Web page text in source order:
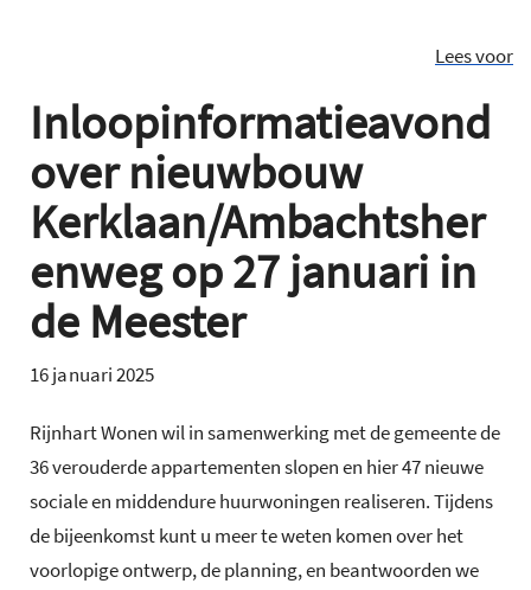
Lees voor
Inloopinformatieavond
over nieuwbouw
Kerklaan/Ambachtsher
enweg op 27 januari in
de Meester
16 januari 2025
Rijnhart Wonen wil in samenwerking met de gemeente de
36 verouderde appartementen slopen en hier 47 nieuwe
sociale en middendure huurwoningen realiseren. Tijdens
de bijeenkomst kunt u meer te weten komen over het
voorlopige ontwerp, de planning, en beantwoorden we